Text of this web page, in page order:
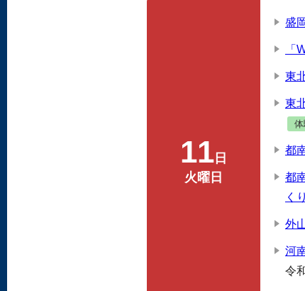
11 日
火曜日
盛
「
東
東
都
都
く
外
河
令